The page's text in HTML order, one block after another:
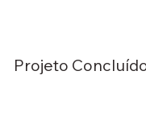
Projeto